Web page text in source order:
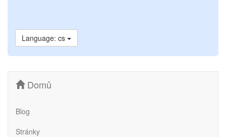
Language: cs
Domů
Blog
Stránky